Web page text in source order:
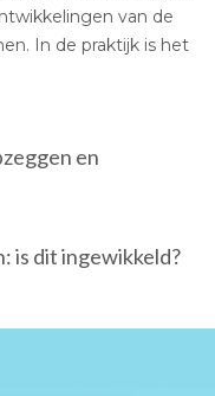
van de
In de praktijk is het
en
is dit ingewikkeld?